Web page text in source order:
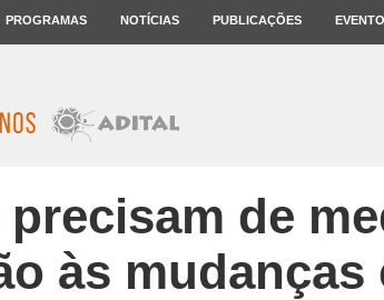
PROGRAMAS NOTÍCIAS PUBLICAÇÕES
precisam de
às